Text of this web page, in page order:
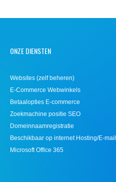
ONZE DIENSTEN
Websites (zelf beheren)
E-Commerce Webwinkels
Betaalopties E-commerce
Zoekmachine positie SEO
Domeinnaamregistratie
Beschikbaar op internet Hosting/E-mail
Microsoft Office 365